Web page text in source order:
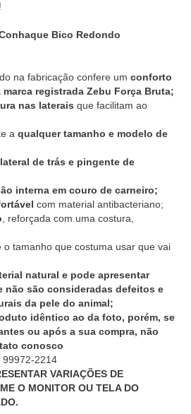
Bico Redondo
na fabricação confere um conforto
registrada Zebu Força Bruta;
nas laterais que facilitam ao
a qualquer tamanho e modelo de
de trás e pingente de
interna em couro de carneiro;
com material antibacteriano;
, reforçada com uma costura,
o tamanho que costuma usar que vai
natural e pode apresentar
não são consideradas defeitos e
da pele do animal;
idêntico ao da foto, porém, se
ou após a sua compra, não
conosco
99972-2214
VARIAÇÕES DE
O MONITOR OU TELA DO